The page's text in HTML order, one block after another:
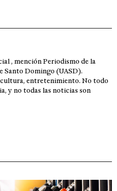
, mención Periodismo de la
Santo Domingo (UASD).
entretenimiento. No todo
y no todas las noticias son